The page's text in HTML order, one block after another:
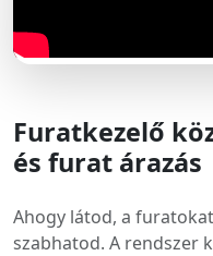
Furatkezelő
és furat árazás
Ahogy látod, a
szabhatod. A rendszer